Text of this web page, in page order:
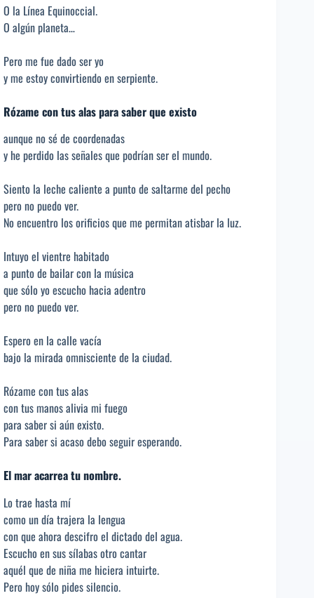
O la Línea Equinoccial.
O algún planeta…
Pero me fue dado ser yo
y me estoy convirtiendo en serpiente.
Rózame con tus alas para saber que existo
aunque no sé de coordenadas
y he perdido las señales que podrían ser el mundo.
Siento la leche caliente a punto de saltarme del pecho
pero no puedo ver.
No encuentro los orificios que me permitan atisbar la luz.
Intuyo el vientre habitado
a punto de bailar con la música
que sólo yo escucho hacia adentro
pero no puedo ver.
Espero en la calle vacía
bajo la mirada omnisciente de la ciudad.
Rózame con tus alas
con tus manos alivia mi fuego
para saber si aún existo.
Para saber si acaso debo seguir esperando.
El mar acarrea tu nombre.
Lo trae hasta mí
como un día trajera la lengua
con que ahora descifro el dictado del agua.
Escucho en sus sílabas otro cantar
aquél que de niña me hiciera intuirte.
Pero hoy sólo pides silencio.